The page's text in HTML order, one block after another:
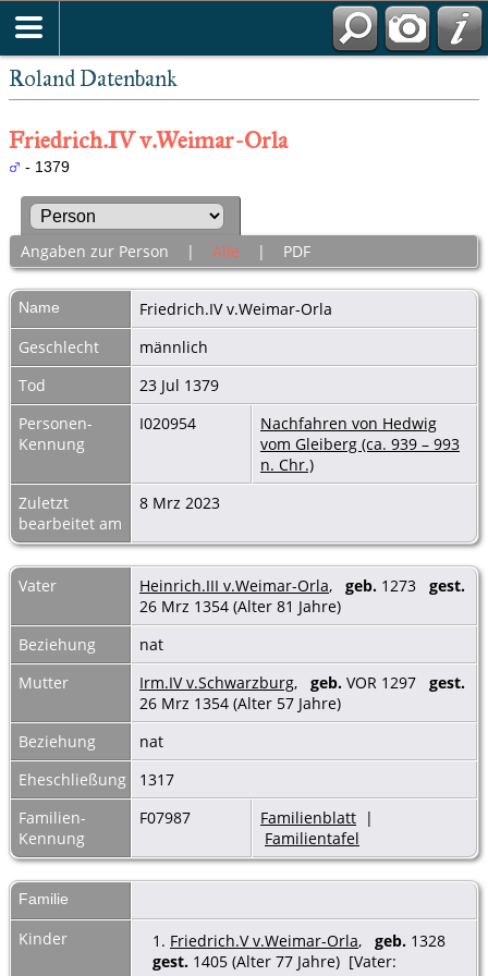
Roland Datenbank
Friedrich.IV v.Weimar-Orla
- 1379
Angaben zur Person | Alle | PDF
Name Friedrich.IV v.Weimar-Orla
Geschlecht
männlich
Tod
23 Jul 1379
Personen-
Kennung
I020954
Nachfahren von Hedwig
vom Gleiberg (ca. 939 – 993
n. Chr.)
Zuletzt
bearbeitet am
8 Mrz 2023
Vater Heinrich.III v.Weimar-Orla, geb. 1273 gest.
26 Mrz 1354 (Alter 81 Jahre)
Beziehung
nat
Mutter
Irm.IV v.Schwarzburg, geb. VOR 1297 gest.
26 Mrz 1354 (Alter 57 Jahre)
Beziehung
nat
Eheschließung
1317
Familien-
Kennung
F07987 Familienblatt |
Familientafel
Familie
Kinder 1. Friedrich.V v.Weimar-Orla, geb. 1328
gest. 1405 (Alter 77 Jahre) [Vater: